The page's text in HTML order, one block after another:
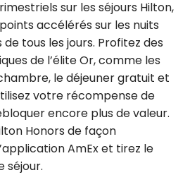
sur les séjours Hilton,
accélérés sur les nuits
tous les jours. Profitez des
de l’élite Or, comme les
le déjeuner gratuit et
votre récompense de
encore plus de valeur.
Honors de façon
AmEx et tirez le
séjour.